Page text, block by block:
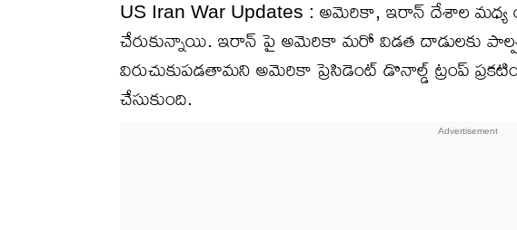
US Iran War Updates : అమెరికా, ఇరాన్ దేశాల మధ్య
చేరుకున్నాయి. ఇరాన్ పై అమెరికా మరో విడత దాడులకు
విరుచుకుపడతామని అమెరికా ప్రెసిడెంట్ డొనాల్డ్ ట్రంప్
చేసుకుంది.